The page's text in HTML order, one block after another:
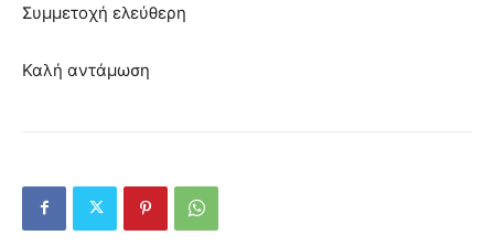
Συμμετοχή ελεύθερη
Καλή αντάμωση